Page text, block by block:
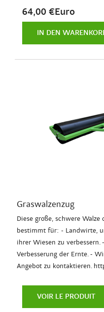
64,00 €Euro
IN DEN
Graswalzenzug
Diese große, schwere
bestimmt für: - Landwirte,
ihrer Wiesen zu verbessern.
Verbesserung der Ernte. -
Angebot zu kontaktieren.
VOIR LE PRODUIT